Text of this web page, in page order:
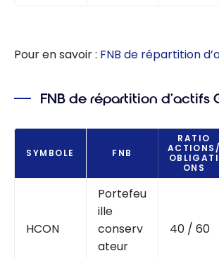
Pour en savoir : FNB de répartition
FNB de répartition d’actifs
SYMBOLE FNB
RATIO
ACTIONS/
OBLIGATI
ONS
HCON
Portefeu
ille
conserv
ateur
40 / 60